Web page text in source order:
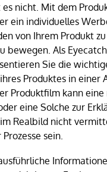
nicht. Mit dem
ein individuelles
von Ihrem Produkt
bewegen. Als
Sie die
Produktes in einer
Produktfilm kann eine
eine Solche zur
Realbild nicht
sein.